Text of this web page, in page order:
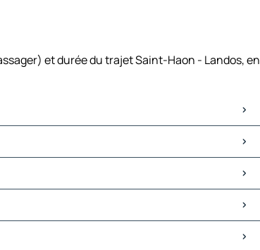
et durée du trajet Saint-Haon - Landos, en